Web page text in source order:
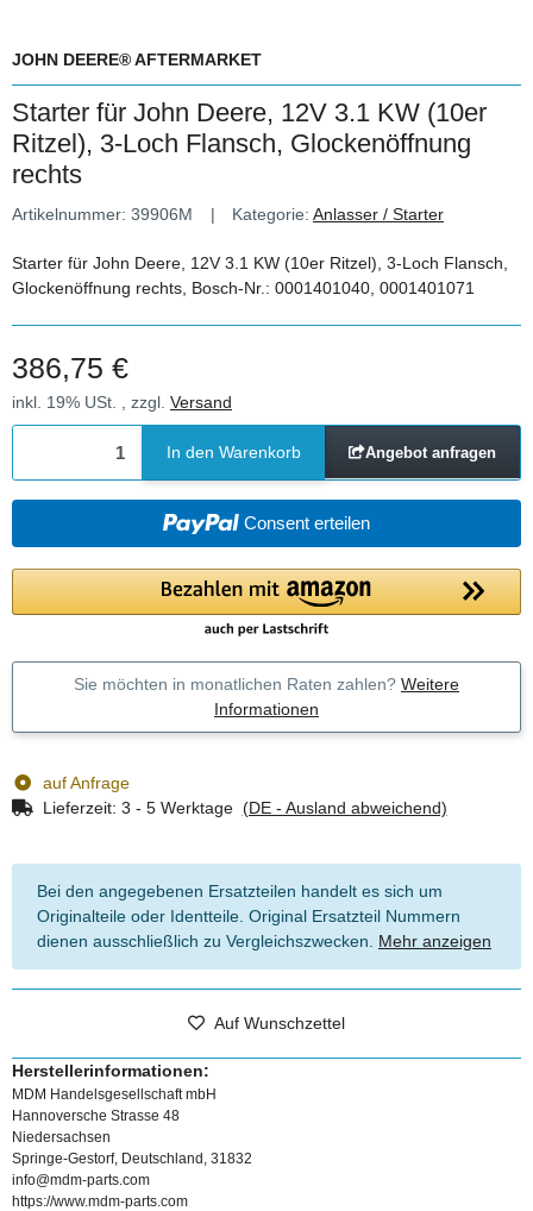
JOHN DEERE® AFTERMARKET
Starter für John Deere, 12V 3.1 KW (10er
Ritzel), 3-Loch Flansch, Glockenöffnung
rechts
Artikelnummer: 39906M Kategorie: Anlasser / Starter
Starter für John Deere, 12V 3.1 KW (10er Ritzel), 3-Loch Flansch,
Glockenöffnung rechts, Bosch-Nr.: 0001401040, 0001401071
386,75 €
inkl. 19% USt. , zzgl. Versand
In den Warenkorb Angebot anfragen
Consent erteilen
Sie möchten in monatlichen Raten zahlen? Weitere
Informationen
auf Anfrage
Lieferzeit: 3 - 5 Werktage (DE - Ausland abweichend)
Bei den angegebenen Ersatzteilen handelt es sich um
Originalteile oder Identteile. Original Ersatzteil Nummern
dienen ausschließlich zu Vergleichszwecken. Mehr anzeigen
Auf Wunschzettel
Herstellerinformationen:
MDM Handelsgesellschaft mbH
Hannoversche Strasse 48
Niedersachsen
Springe-Gestorf, Deutschland, 31832
info@mdm-parts.com
https://www.mdm-parts.com